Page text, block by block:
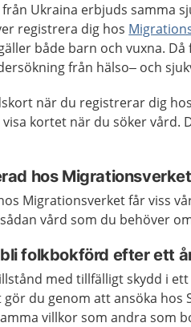
Ukraina erbjuds samma
registrera dig hos
både barn och vuxna. Då
från hälso– och
när du registrerar dig
visa kortet när du söker vård.
hos Migrationsverket
Migrationsverket får viss
vård som du behöver
folkbokförd efter ett
med tillfälligt skydd i
du genom att ansöka hos
villkor som andra som